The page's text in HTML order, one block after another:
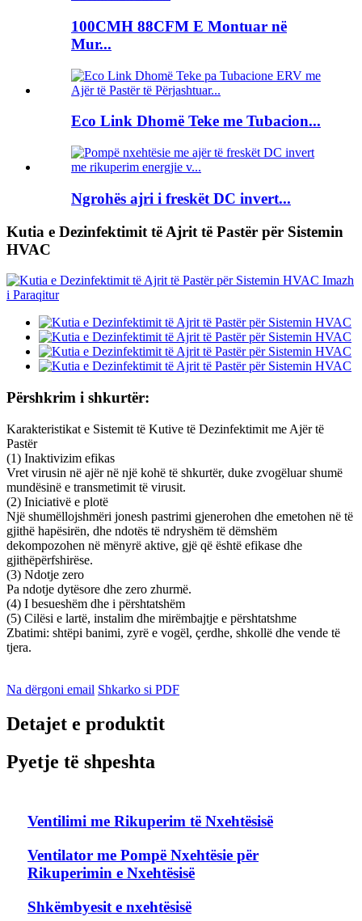
100CMH 88CFM E Montuar në
Mur...
Eco Link Dhomë Teke me Tubacion...
Ngrohës ajri i freskët DC invert...
Kutia e Dezinfektimit të Ajrit të Pastër për Sistemin
HVAC
Përshkrim i shkurtër:
Karakteristikat e Sistemit të Kutive të Dezinfektimit me Ajër të
Pastër
(1) Inaktivizim efikas
Vret virusin në ajër në një kohë të shkurtër, duke zvogëluar shumë
mundësinë e transmetimit të virusit.
(2) Iniciativë e plotë
Një shumëllojshmëri jonesh pastrimi gjenerohen dhe emetohen në të
gjithë hapësirën, dhe ndotës të ndryshëm të dëmshëm
dekompozohen në mënyrë aktive, gjë që është efikase dhe
gjithëpërfshirëse.
(3) Ndotje zero
Pa ndotje dytësore dhe zero zhurmë.
(4) I besueshëm dhe i përshtatshëm
(5) Cilësi e lartë, instalim dhe mirëmbajtje e përshtatshme
Zbatimi: shtëpi banimi, zyrë e vogël, çerdhe, shkollë dhe vende të
tjera.
Na dërgoni email Shkarko si PDF
Detajet e produktit
Pyetje të shpeshta
Ventilimi me Rikuperim të Nxehtësisë
Ventilator me Pompë Nxehtësie për
Rikuperimin e Nxehtësisë
Shkëmbyesit e nxehtësisë